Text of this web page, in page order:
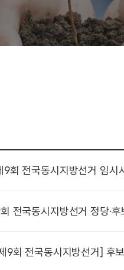
9회 전국동시지방선거 임시
전국동시지방선거 정당·
9회 전국동시지방선거] 후보자등록신